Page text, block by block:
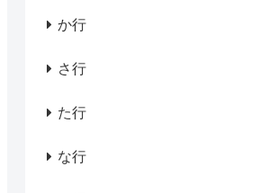
か行
さ行
た行
な行